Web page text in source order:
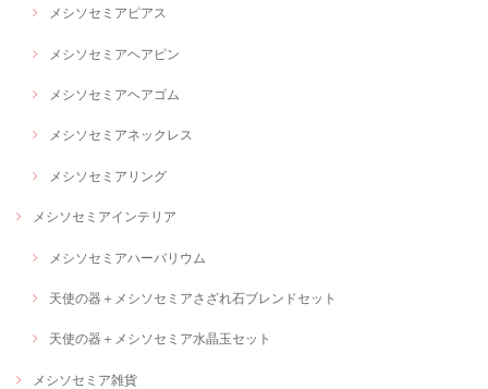
メシソセミアピアス
メシソセミアヘアピン
メシソセミアヘアゴム
メシソセミアネックレス
メシソセミアリング
メシソセミアインテリア
メシソセミアハーバリウム
天使の器＋メシソセミアさざれ石ブレンドセット
天使の器＋メシソセミア水晶玉セット
メシソセミア雑貨